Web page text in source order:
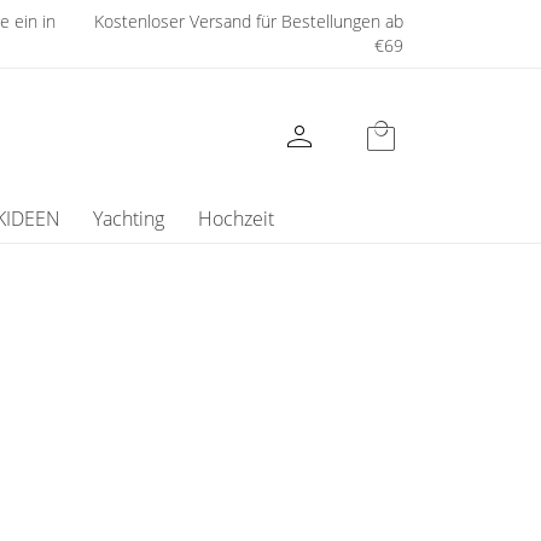
ein in
Kostenloser Versand für Bestellungen ab
€69
person local_mall
Yachting Hochzeit